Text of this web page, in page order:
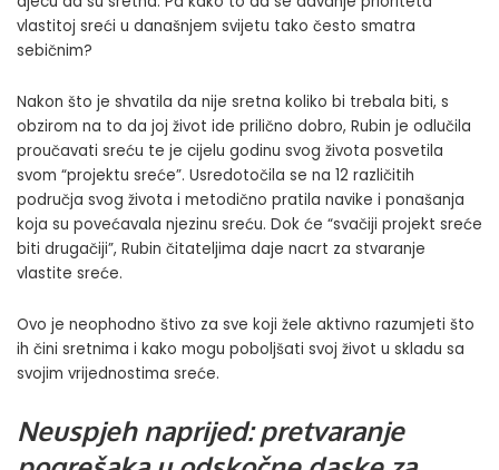
vlastitoj sreći u današnjem svijetu tako često smatra
sebičnim?
Nakon što je shvatila da nije sretna koliko bi trebala biti, s
obzirom na to da joj život ide prilično dobro, Rubin je odlučila
proučavati sreću te je cijelu godinu svog života posvetila
svom “projektu sreće”. Usredotočila se na 12 različitih
područja svog života i metodično pratila navike i ponašanja
koja su povećavala njezinu sreću. Dok će “svačiji projekt sreće
biti drugačiji”, Rubin čitateljima daje nacrt za stvaranje
vlastite sreće.
Ovo je neophodno štivo za sve koji žele aktivno razumjeti što
ih čini sretnima i kako mogu poboljšati svoj život u skladu sa
svojim vrijednostima sreće.
Neuspjeh naprijed: pretvaranje